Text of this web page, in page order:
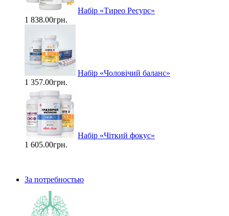
Набір «Тирео Ресурс»
1 838.00грн.
Набір «Чоловічий баланс»
1 357.00грн.
Набір «Чіткий фокус»
1 605.00грн.
За потребностью